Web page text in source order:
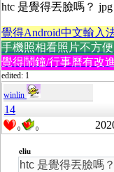
htc 是覺得丟臉嗎？
覺得Android中文輸入
手機照相看照片不方
覺得鬧鐘/行事曆有改
edited: 1
winlin
14
0 0
eliu
htc 是覺得丟臉嗎